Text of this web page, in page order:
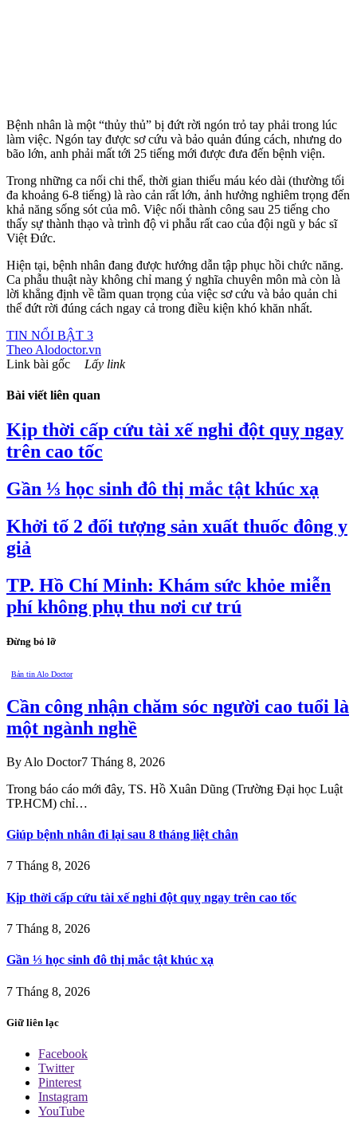
Bệnh nhân là một “thủy thủ” bị đứt rời ngón trỏ tay phải trong lúc
làm việc. Ngón tay được sơ cứu và bảo quản đúng cách, nhưng do
bão lớn, anh phải mất tới 25 tiếng mới được đưa đến bệnh viện.
Trong những ca nối chi thể, thời gian thiếu máu kéo dài (thường tối
đa khoảng 6-8 tiếng) là rào cản rất lớn, ảnh hưởng nghiêm trọng đến
khả năng sống sót của mô. Việc nối thành công sau 25 tiếng cho
thấy sự thành thạo và trình độ vi phẫu rất cao của đội ngũ y bác sĩ
Việt Đức.
Hiện tại, bệnh nhân đang được hướng dẫn tập phục hồi chức năng.
Ca phẫu thuật này không chỉ mang ý nghĩa chuyên môn mà còn là
lời khẳng định về tầm quan trọng của việc sơ cứu và bảo quản chi
thể đứt rời đúng cách ngay cả trong điều kiện khó khăn nhất.
TIN NỔI BẬT 3
Theo Alodoctor.vn
Link bài gốc
Lấy link
Bài viết liên quan
Kịp thời cấp cứu tài xế nghi đột quỵ ngay
trên cao tốc
Gần ⅓ học sinh đô thị mắc tật khúc xạ
Khởi tố 2 đối tượng sản xuất thuốc đông y
giả
TP. Hồ Chí Minh: Khám sức khỏe miễn
phí không phụ thu nơi cư trú
Đừng bỏ lỡ
Bản tin Alo Doctor
Cần công nhận chăm sóc người cao tuổi là
một ngành nghề
By Alo Doctor7 Tháng 8, 2026
Trong báo cáo mới đây, TS. Hồ Xuân Dũng (Trường Đại học Luật
TP.HCM) chỉ…
Giúp bệnh nhân đi lại sau 8 tháng liệt chân
7 Tháng 8, 2026
Kịp thời cấp cứu tài xế nghi đột quỵ ngay trên cao tốc
7 Tháng 8, 2026
Gần ⅓ học sinh đô thị mắc tật khúc xạ
7 Tháng 8, 2026
Giữ liên lạc
Facebook
Twitter
Pinterest
Instagram
YouTube